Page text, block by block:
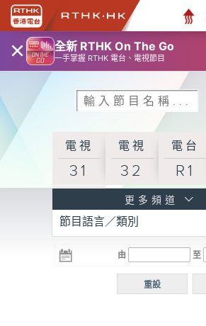
× 全新 RTHK On The Go
一手掌握 RTHK 電台、電視節目
電視
31
電視
32
電台
R1
R3
電台 電台
R5
電台
普通
更多頻道
節目語言／類別
由 至
重設